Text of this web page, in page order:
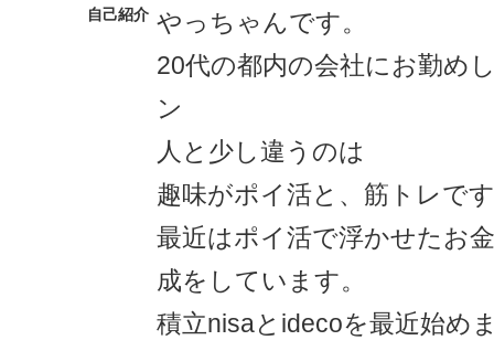
自己紹介 やっちゃんです。
20代の都内の会社にお勤め
ン
人と少し違うのは
趣味がポイ活と、筋トレで
最近はポイ活で浮かせたお
成をしています。
積立nisaとidecoを最近始め